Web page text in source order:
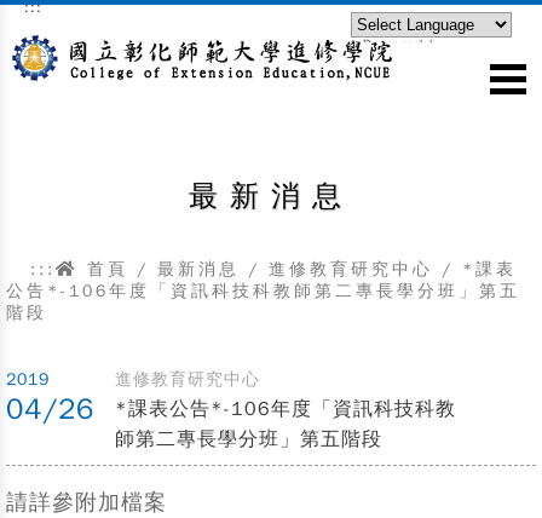
跳到主要內容區塊
:::
Powered by
最新消息
::: 首頁 / 最新消息 / 進修教育研究中心 / *課表
公告*-106年度「資訊科技科教師第二專長學分班」第五
階段
2019
04/26
進修教育研究中心
*課表公告*-106年度「資訊科技科教
師第二專長學分班」第五階段
請詳參附加檔案